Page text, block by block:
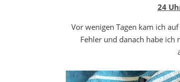
24
Vor wenigen Tagen kam ich
Fehler und danach habe